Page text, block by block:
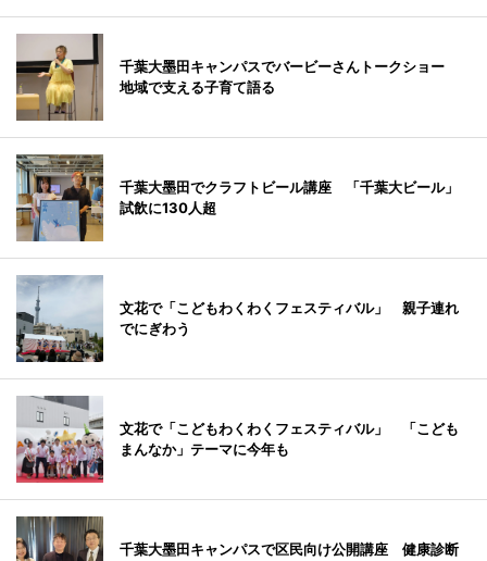
千葉大墨田キャンパスでバービーさんトークショー
地域で支える子育て語る
千葉大墨田でクラフトビール講座 「千葉大ビール」
試飲に130人超
文花で「こどもわくわくフェスティバル」 親子連れ
でにぎわう
文花で「こどもわくわくフェスティバル」 「こども
まんなか」テーマに今年も
千葉大墨田キャンパスで区民向け公開講座 健康診断